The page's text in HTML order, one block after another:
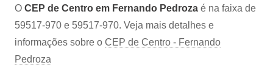
O CEP de Centro em Fernando Pedroza é na faixa de
59517-970 e 59517-970. Veja mais detalhes e
informações sobre o CEP de Centro - Fernando
Pedroza